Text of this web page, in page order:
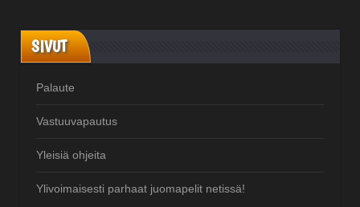
SIVUT
Palaute
Vastuuvapautus
Yleisiä ohjeita
Ylivoimaisesti parhaat juomapelit netissä!